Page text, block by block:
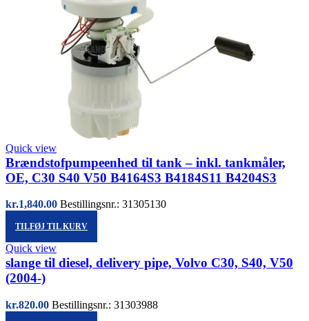
Quick view
Brændstofpumpeenhed til tank – inkl. tankmåler,
OE, C30 S40 V50 B4164S3 B4184S11 B4204S3
kr.1,840.00 Bestillingsnr.: 31305130
TILFØJ TIL KURV
Quick view
slange til diesel, delivery pipe, Volvo C30, S40, V50
(2004-)
kr.820.00 Bestillingsnr.: 31303988